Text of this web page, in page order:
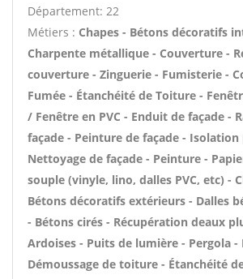
Département: 22
Métiers : Chapes - Bétons décoratifs
Charpente métallique - Couverture -
couverture - Zinguerie - Fumisterie -
Fumée - Étanchéité de Toiture -
/ Fenêtre en PVC - Enduit de façade -
façade - Peinture de façade -
Nettoyage de façade - Peinture -
souple (vinyle, lino, dalles PVC, etc) -
Bétons décoratifs extérieurs - Dalles
- Bétons cirés - Récupération deaux
Ardoises - Puits de lumière - Pergola -
Démoussage de toiture - Étanchéité